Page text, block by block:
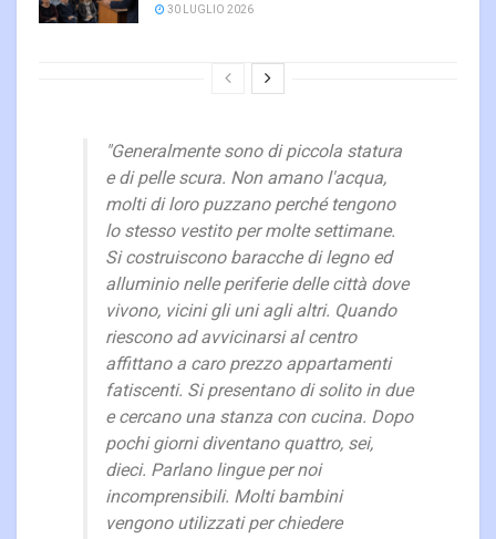
30 LUGLIO 2026
"Generalmente sono di piccola statura
e di pelle scura. Non amano l'acqua,
molti di loro puzzano perché tengono
lo stesso vestito per molte settimane.
Si costruiscono baracche di legno ed
alluminio nelle periferie delle città dove
vivono, vicini gli uni agli altri. Quando
riescono ad avvicinarsi al centro
affittano a caro prezzo appartamenti
fatiscenti. Si presentano di solito in due
e cercano una stanza con cucina. Dopo
pochi giorni diventano quattro, sei,
dieci. Parlano lingue per noi
incomprensibili. Molti bambini
vengono utilizzati per chiedere